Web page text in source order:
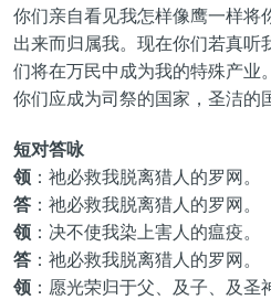
你们亲自看见我怎样像鹰一样将
出来而归属我。现在你们若真听
们将在万民中成为我的特殊产业
你们应成为司祭的国家，圣洁的
短对答咏
领：祂必救我脱离猎人的罗网。
答：祂必救我脱离猎人的罗网。
领：决不使我染上害人的瘟疫。
答：祂必救我脱离猎人的罗网。
领：愿光荣归于父、及子、及圣